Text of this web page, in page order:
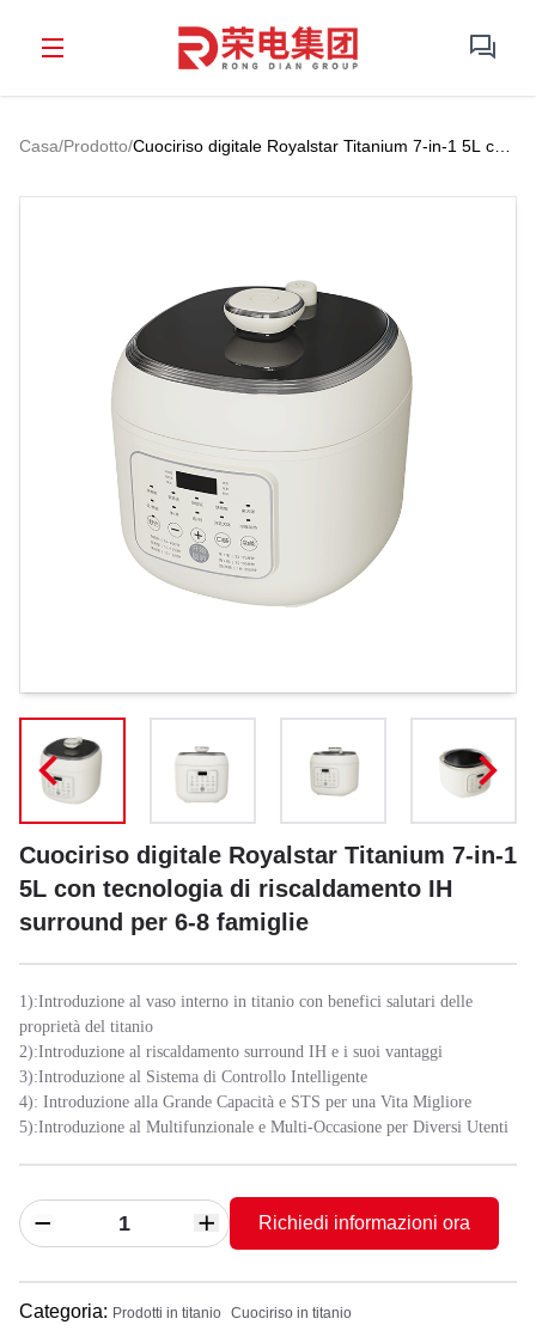
Casa/Prodotto/Cuociriso digitale Royalstar Titanium 7-in-1 5L con
famiglie
Cuociriso digitale Royalstar Titanium 7-in-1
5L con tecnologia di riscaldamento IH
surround per 6-8 famiglie
1):Introduzione al vaso interno in titanio con benefici salutari delle
proprietà del titanio
2):Introduzione al riscaldamento surround IH e i suoi vantaggi
3):Introduzione al Sistema di Controllo Intelligente
4): Introduzione alla Grande Capacità e STS per una Vita Migliore
5):Introduzione al Multifunzionale e Multi-Occasione per Diversi Utenti
Richiedi informazioni ora
Categoria: Prodotti in titanio Cuociriso in titanio